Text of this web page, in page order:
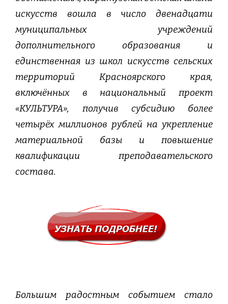
искусств вошла в число двенадцати
муниципальных учреждений
дополнительного образования и
единственная из школ искусств сельских
территорий Красноярского края,
включённых в национальный проект
«КУЛЬТУРА», получив субсидию более
четырёх миллионов рублей на укрепление
материальной базы и повышение
квалификации преподавательского
состава.
Большим радостным событием стало